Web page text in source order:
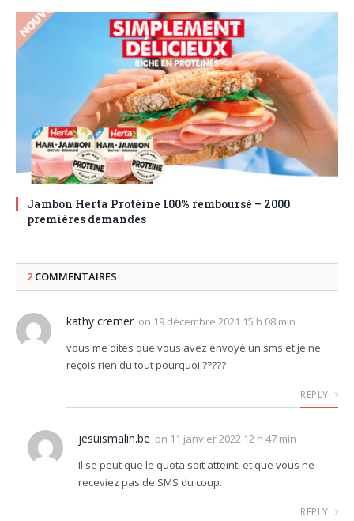
Jambon Herta Protéine 100% remboursé – 2000
premières demandes
2 COMMENTAIRES
kathy cremer on 19 décembre 2021 15 h 08 min
vous me dites que vous avez envoyé un sms et je ne
reçois rien du tout pourquoi ?????
REPLY
jesuismalin.be on 11 janvier 2022 12 h 47 min
Il se peut que le quota soit atteint, et que vous ne
receviez pas de SMS du coup.
REPLY